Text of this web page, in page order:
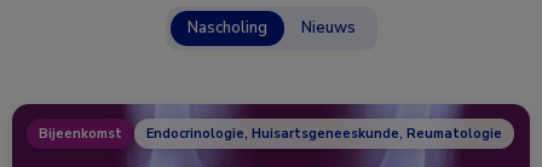
Nascholing Nieuws
Bijeenkomst Endocrinologie, Huisartsgeneeskunde, Reumatologie